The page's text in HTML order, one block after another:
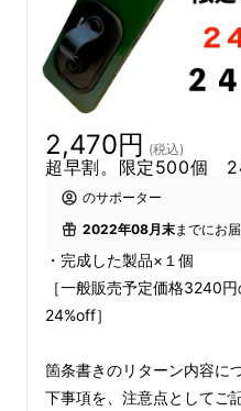
スマートフォン
move Lab スマートグ
プがマグネットの力で
在に動く画期的なスマ
用途に合わせてシリ
スマホは常にあなた
スマホの操作性が各
2,470円 (税込)
超早割。限定500個
のサポーター
2022年08月末までにお
・完成した製品×１個
［一般販売予定価格3240
24%off］
箇条書きのリターン内容に
下事項を、注意点としてご